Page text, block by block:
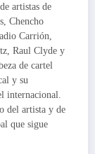
artistas de
Chencho
Carrión,
Raul Clyde y
de cartel
y su
internacional.
del artista y de
que sigue